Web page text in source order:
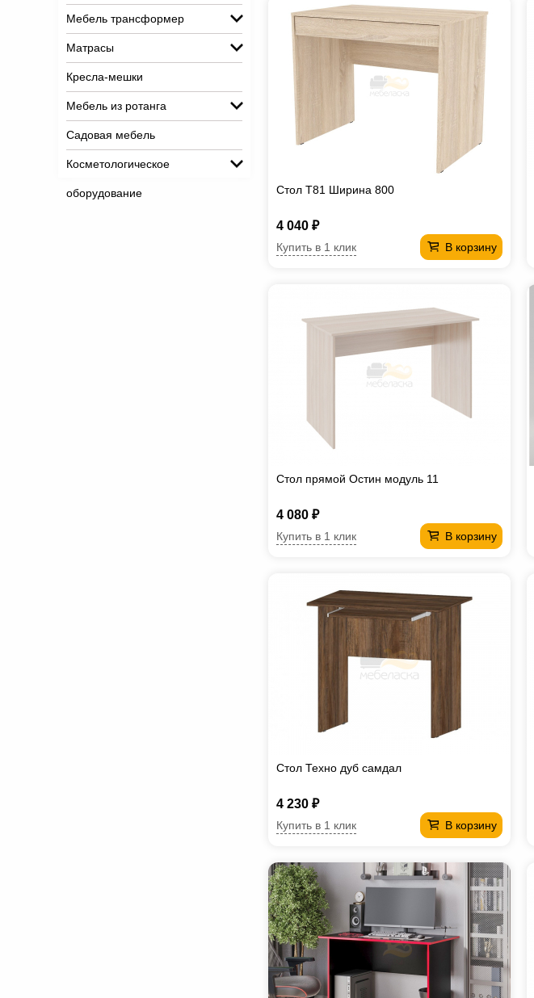
Мебель трансформер
Матрасы
Кресла-мешки
Мебель из ротанга
Садовая мебель
Косметологическое
оборудование Стол T81 Ширина 800
4 040 ₽
В корзину
Купить в 1 клик
Стол прямой Остин модуль 11
4 080 ₽
В корзину
Купить в 1 клик
Стол Техно дуб самдал
4 230 ₽
В корзину
Купить в 1 клик